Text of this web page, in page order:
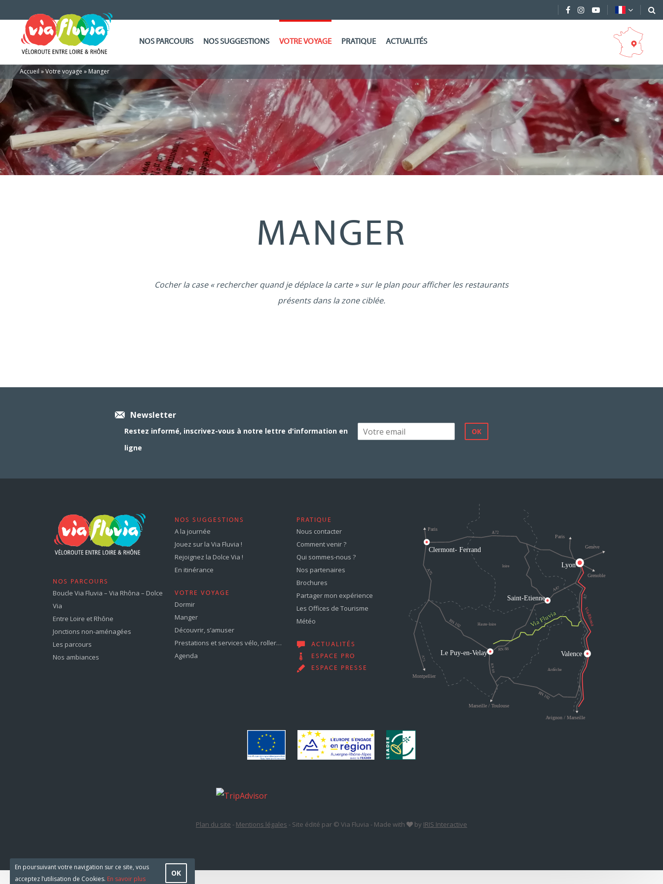
NOS PARCOURS NOS SUGGESTIONS VOTRE VOYAGE PRATIQUE ACTUALITÉS
Accueil »Votre voyage » Manger
MANGER
Cocher la case « rechercher quand je déplace la carte » sur le plan pour afficher les restaurants
présents dans la zone ciblée.
Newsletter
Restez informé, inscrivez-vous à notre lettre d'information en
ligne
NOS PARCOURS
Boucle Via Fluvia – Via Rhôna – Dolce
Via
Entre Loire et Rhône
Jonctions non-aménagées
Les parcours
Nos ambiances
NOS SUGGESTIONS
A la journée
Jouez sur la Via Fluvia !
Rejoignez la Dolce Via !
En itinérance
VOTRE VOYAGE
Dormir
Manger
Découvrir, s’amuser
Prestations et services vélo, roller…
Agenda
PRATIQUE
Nous contacter
Comment venir ?
Qui sommes-nous ?
Nos partenaires
Brochures
Partager mon expérience
Les Offices de Tourisme
Météo
ACTUALITÉS
ESPACE PRO
ESPACE PRESSE
Plan du site - Mentions légales - Site édité par © Via Fluvia - Made with by IRIS Interactive
En poursuivant votre navigation sur ce site, vous
acceptez l’utilisation de Cookies. En savoir plus
OK